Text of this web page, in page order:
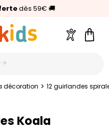
dès 59€ 🚚
:Annikids N°1
avis clients)
Compte
décoration > 12 guirlandes
Koala